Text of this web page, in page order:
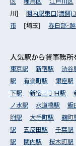
川] 関内駅東口(海側)
市
[埼玉] 春日部･
人気駅から貸事務所
東京駅 新宿駅 渋谷
駅
有楽町駅 銀座駅
下駅
新宿三丁目駅
ノ水駅
水道橋駅 飯
附駅
大手町駅 麹町
駅
五反田駅 千葉駅
駅
関内駅 桜木町駅